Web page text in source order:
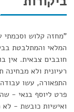
"מחזה קלוש וסכמתי
המלאי והמתלבטת
חובבים צבאית. אין
רעיונית ולא מבחינה
התפאורה, עשו
פרט ליוסף בנאי -
ואישיות כובשת - לא